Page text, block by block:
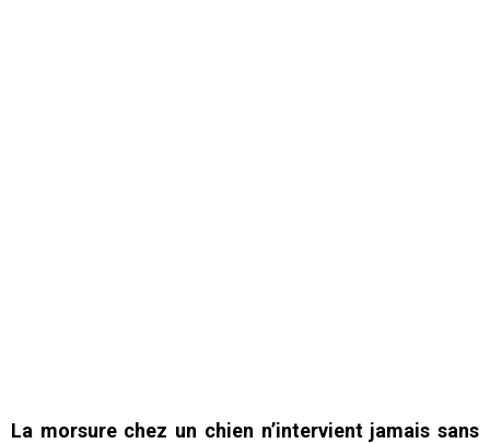
La morsure chez un chien n’intervient jamais sans